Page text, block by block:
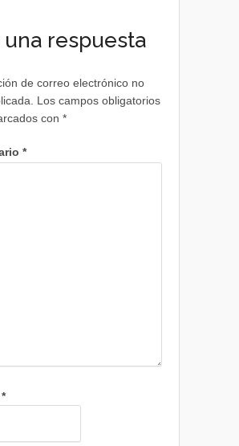
una respuesta
de correo electrónico no
Los campos obligatorios
con *
*
*